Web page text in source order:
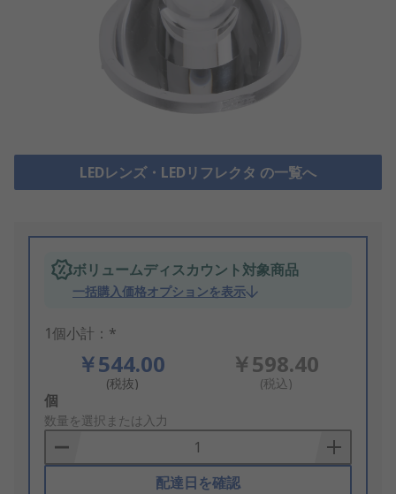
LEDレンズ・LEDリフレクタ の一覧へ
ボリュームディスカウント対象商品
一括購入価格オプションを表示
1個小計：*
￥544.00
(税抜)
￥598.40
(税込)
Add
to
Basket
個
数量を選択または入力
配達日を確認